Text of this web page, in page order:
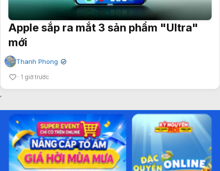
Apple sắp ra mắt 3 sản phẩm "Ultra"
mới
Thanh Phong ✔
1 giờ trước